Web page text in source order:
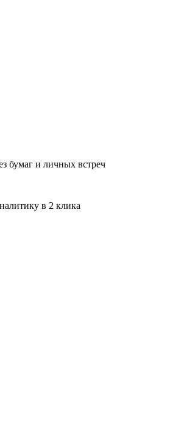
бумаг и личных встреч
в 2 клика